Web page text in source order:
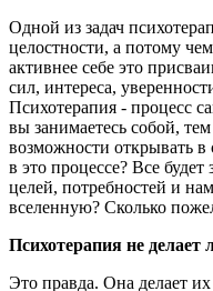
Одной из задач
целостности, а потому
активнее себе это
сил, интереса,
Психотерапия - процесс
вы занимаетесь собой,
возможности открывать в
в это процессе? Все
целей, потребностей и
вселенную? Сколько
Психотерапия не делает
Это правда. Она делает